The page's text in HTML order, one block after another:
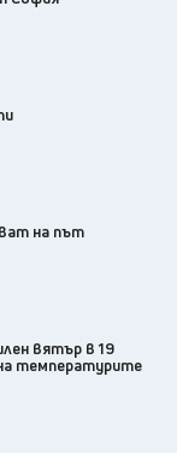
на път
вятър в 19
температурите